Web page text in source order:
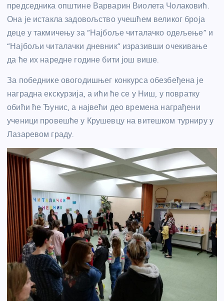
председника општине Варварин Виолета Чолаковић.
Она је истакла задовољство учешћем великог броја
деце у такмичењу за “Најбоље читалачко одељење” и
“Најбољи читалачки дневник” изразивши очекивање
да ће их наредне године бити још више.
За победнике овогодишњег конкурса обезбеђена је
наградна екскурзија, а ићи ће се у Ниш, у повратку
обићи ће Ђунис, а највећи део времена награђени
ученици провешће у Крушевцу на витешком турниру у
Лазаревом граду.